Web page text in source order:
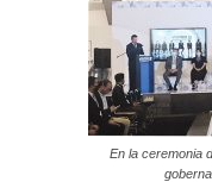
En la ceremonia